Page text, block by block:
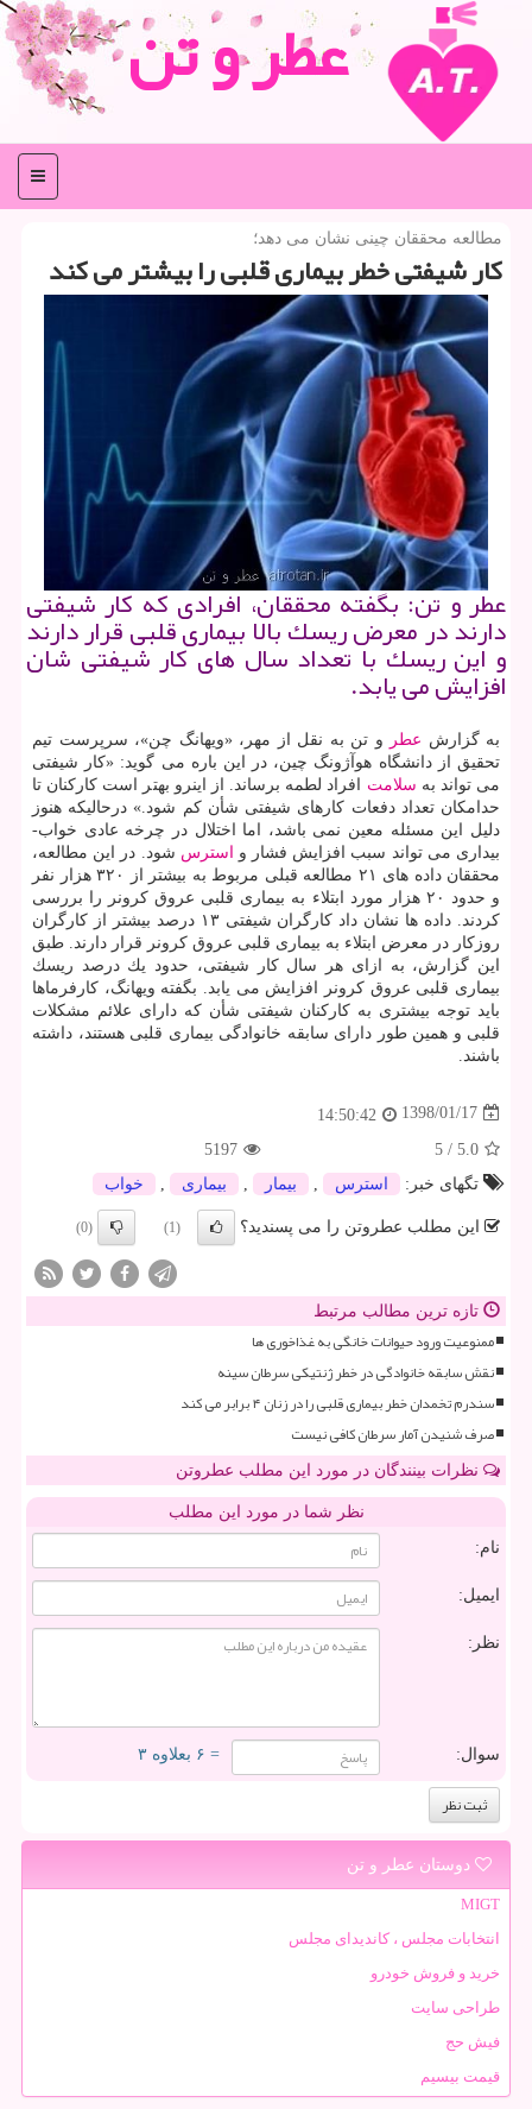
عطر و تن
منو
مطالعه محققان چینی نشان می دهد؛
كار شیفتی خطر بیماری قلبی را بیشتر می كند
عطر و تن: بگفته محققان، افرادی كه كار شیفتی
دارند در معرض ریسك بالا بیماری قلبی قرار دارند
و این ریسك با تعداد سال های كار شیفتی شان
افزایش می یابد.
به گزارش عطر
و تن به نقل از مهر، «ویهانگ چن»، سرپرست تیم
تحقیق از دانشگاه هوآژونگ چین، در این باره می گوید: «كار شیفتی
می تواند به سلامت افراد لطمه برساند. از اینرو بهتر است كاركنان تا
حدامكان تعداد دفعات كارهای شیفتی شأن كم شود.» درحالیكه هنوز
دلیل این مسئله معین نمی باشد، اما اختلال در چرخه عادی خواب-
بیداری می تواند سبب افزایش فشار و
استرس شود. در این مطالعه،
محققان داده های ۲۱ مطالعه قبلی مربوط به بیشتر از ۳۲۰ هزار نفر
و حدود ۲۰ هزار مورد ابتلاء به بیماری قلبی عروق كرونر را بررسی
كردند. داده ها نشان داد كارگران شیفتی ۱۳ درصد بیشتر از كارگران
روزكار در معرض ابتلاء به بیماری قلبی عروق كرونر قرار دارند. طبق
این گزارش، به ازای هر سال كار شیفتی، حدود یك درصد ریسك
بیماری قلبی عروق كرونر افزایش می یابد. بگفته ویهانگ، كارفرماها
باید توجه بیشتری به كاركنان شیفتی شأن كه دارای علائم مشكلات
قلبی و همین طور دارای سابقه خانوادگی بیماری قلبی هستند، داشته
باشند.
1398/01/17
14:50:42
5.0
/
5
5197
تگهای خبر:
استرس بیمار بیماری خواب
این مطلب عطروتن را می پسندید؟ (1)
(0)
تازه ترین مطالب مرتبط
ممنوعیت ورود حیوانات خانگی به غذاخوری ها
نقش سابقه خانوادگی در خطر ژنتیکی سرطان سینه
سندرم تخمدان خطر بیماری قلبی را در زنان ۴ برابر می کند
صرف شنیدن آمار سرطان کافی نیست
نظرات بینندگان در مورد این مطلب عطروتن
نظر شما در مورد این مطلب
نام:
ایمیل:
نظر:
سوال: = ۶ بعلاوه ۳
دوستان عطر و تن
MIGT
انتخابات مجلس ، کاندیدای مجلس
خرید و فروش خودرو
طراحی سایت
فیش حج
قیمت بیسیم